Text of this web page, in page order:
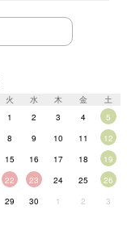
火 水 木 金
土
1 2 3 4
5
8 9 10 11
12
15 16 17 18
19
22 23 24 25
26
29 30 1 2 3